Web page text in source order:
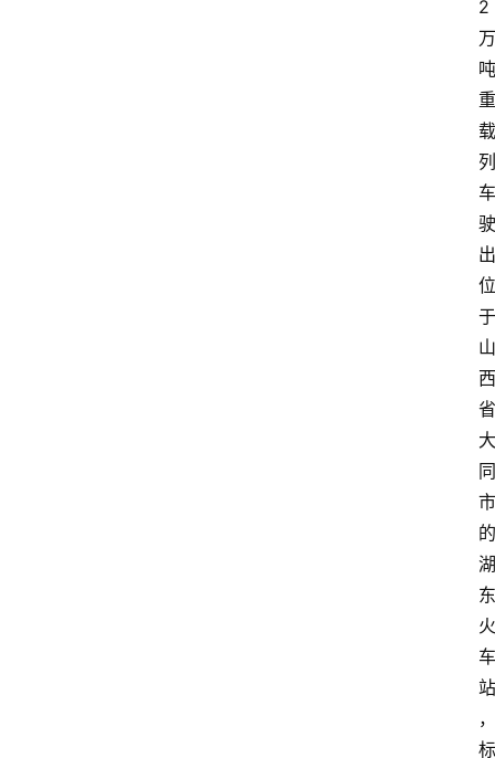
2
万
吨
重
载
列
车
驶
出
位
于
山
西
省
大
同
市
的
湖
东
火
车
站
，
标